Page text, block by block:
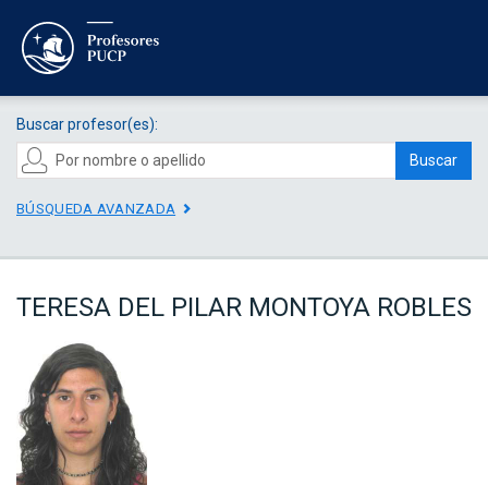
Buscar profesor(es):
Buscar
BÚSQUEDA AVANZADA
TERESA DEL PILAR MONTOYA ROBLES